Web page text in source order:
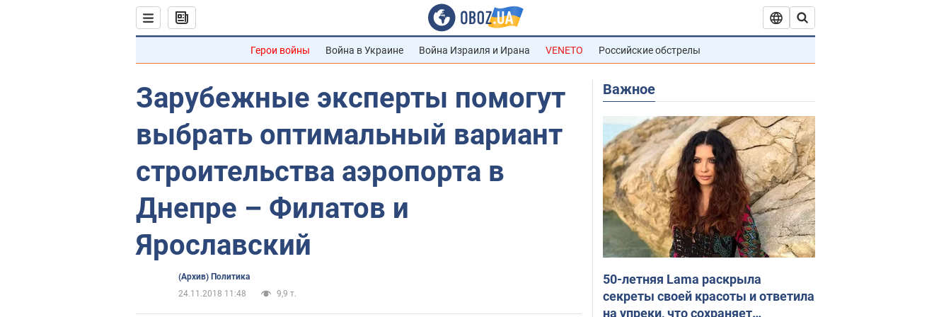
Герои войны Война в Украине Война Израиля и Ирана VENETO Российские обстрелы
Зарубежные эксперты помогут
выбрать оптимальный вариант
строительства аэропорта в
Днепре – Филатов и
Ярославский
(Архив) Политика
24.11.2018 11:48
9,9 т.
Важное
50-летняя Lama раскрыла
секреты своей красоты и ответила
на упреки, что сохраняет